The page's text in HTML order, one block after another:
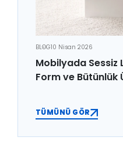
BLOG10 Nisan 2026
Mobilyada Sessiz
Form ve Bütünlük
TÜMÜNÜ GÖR